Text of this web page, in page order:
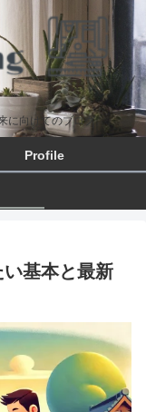
に向けてのブログ
Profile
基本と最新